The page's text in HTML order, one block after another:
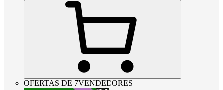
OFERTAS DE 7VENDEDORES